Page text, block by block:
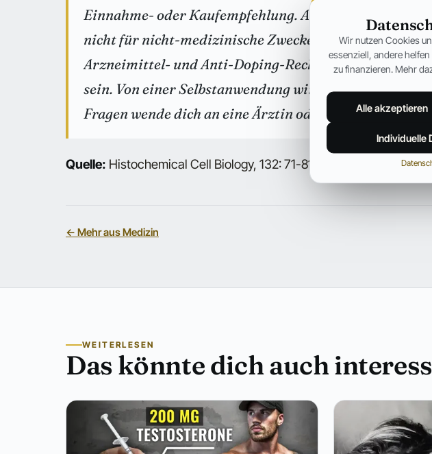
Einnahme- oder Kaufempfehlung. Anabole Steroide
nicht für nicht-medizinische Zwecke zugelassen und
Arzneimittel- und Anti-Doping-Recht; Besitz und
sein. Von einer Selbstanwendung wird abgeraten. Bei
Fragen wende dich an eine Ärztin oder einen Arzt.
Quelle: Histochemical Cell Biology, 132: 71-81, 2009.
← Mehr aus Medizin
WEITERLESEN
Das könnte dich auch
Wir nutzen Cookies
essenziell, andere
zu finanzieren. Mehr
Alle akzeptieren
Individuelle